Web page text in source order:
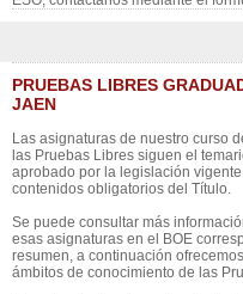
PRUEBAS LIBRES
JAEN
Las asignaturas de nuestro curso
las Pruebas Libres siguen el
aprobado por la legislación
contenidos obligatorios del Título.
Se puede consultar más
esas asignaturas en el BOE
resumen, a continuación
ámbitos de conocimiento de las